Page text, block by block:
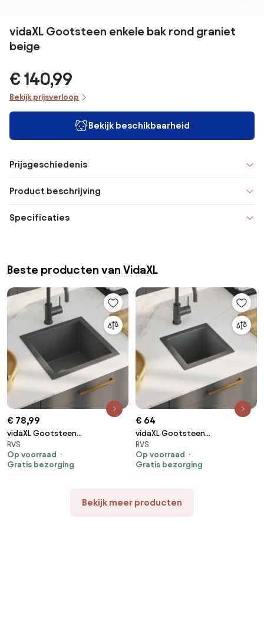
vidaXL Gootsteen enkele bak rond graniet
beige
€ 140,99
Bekijk prijsverloop
Bekijk beschikbaarheid
Prijsgeschiedenis
Product beschrijving
Specificaties
Beste producten van VidaXL
€ 78,99
vidaXL Gootsteen
handgemaakt roestvrij staal
zwart
RVS
Op voorraad
Gratis bezorging
€ 64
vidaXL Gootsteen
handgemaakt roestvrij staal
zwart
RVS
Op voorraad
Gratis bezorging
Bekijk meer producten